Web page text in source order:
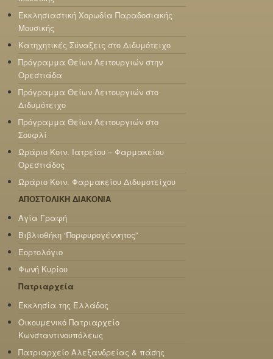
Εκκλησιαστική Χορωδία Παραδοσιακής
Μουσικής
Κατηχητικές Σύναξεις στο Διδυμότειχο
Πρόγραμμα Θείων Λειτουργιών στην
Ορεστιάδα
Πρόγραμμα Θείων Λειτουργιών στο
Διδυμότειχο
Πρόγραμμα Θείων Λειτουργιών στο
Σουφλί
Ωράριο Κοιν. Ιατρείου – Φαρμακείου
Ορεστιάδος
Ωράριο Κοιν. Φαρμακείου Διδυμοτείχου
ΑΠΟΣΤΟΛΙΚΗ ΔΙΑΚΟΝΙΑ
Αγία Γραφή
Βιβλιοθήκη “Πορφυρογέννητος”
Εορτολόγιο
Φωνή Κυρίου
Πατριαρχεία
Εκκλησία της Ελλάδος
Οικουμενικό Πατριαρχείο
Κωνσταντινουπόλεως
Πατριαρχείο Αλεξανδρείας & πάσης